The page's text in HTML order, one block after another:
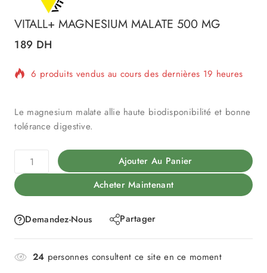
VITALL+ MAGNESIUM MALATE 500 MG
189 DH
6 produits vendus au cours des dernières 19 heures
panier
Le magnesium malate allie haute biodisponibilité et bonne
tolérance digestive.
Ajouter Au Panier
Acheter Maintenant
Demandez-Nous Partager
24 personnes consultent ce site en ce moment